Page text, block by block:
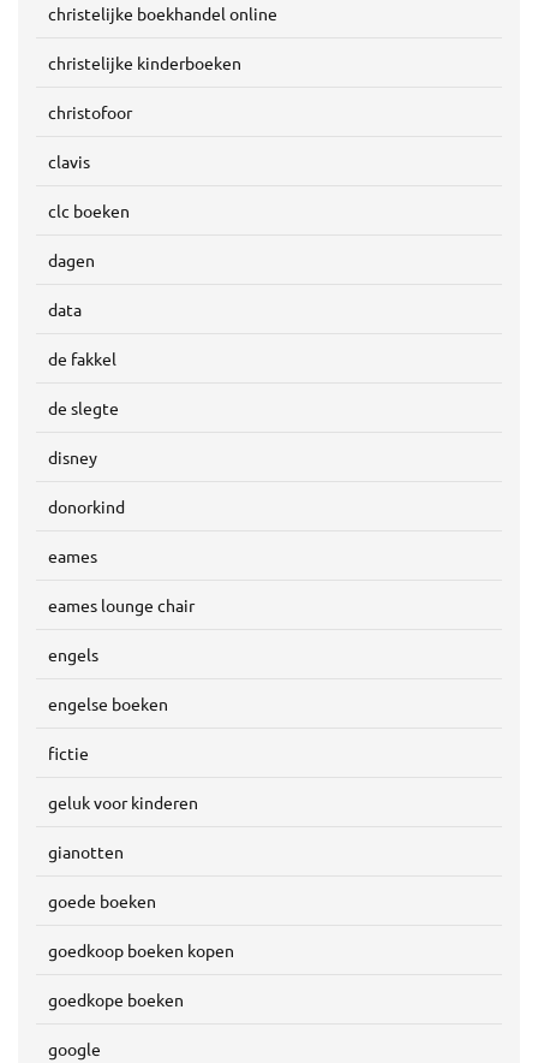
christelijke boekhandel online
christelijke kinderboeken
christofoor
clavis
clc boeken
dagen
data
de fakkel
de slegte
disney
donorkind
eames
eames lounge chair
engels
engelse boeken
fictie
geluk voor kinderen
gianotten
goede boeken
goedkoop boeken kopen
goedkope boeken
google